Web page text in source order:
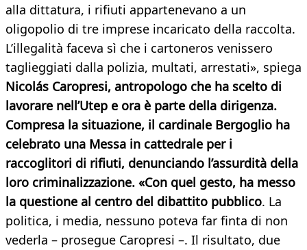
alla dittatura, i rifiuti appartenevano a un
oligopolio di tre imprese incaricato della raccolta.
L’illegalità faceva sì che i cartoneros venissero
taglieggiati dalla polizia, multati, arrestati», spiega
Nicolás Caropresi, antropologo che ha scelto di
lavorare nell’Utep e ora è parte della dirigenza.
Compresa la situazione, il cardinale Bergoglio ha
celebrato una Messa in cattedrale per i
raccoglitori di rifiuti, denunciando l’assurdità della
loro criminalizzazione. «Con quel gesto, ha messo
la questione al centro del dibattito pubblico. La
politica, i media, nessuno poteva far finta di non
vederla – prosegue Caropresi –. Il risultato, due